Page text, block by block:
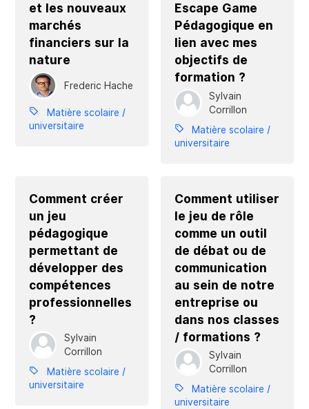
et les nouveaux
marchés
financiers sur la
nature
Frederic Hache
Matière scolaire /
universitaire
Escape Game
Pédagogique en
lien avec mes
objectifs de
formation ?
Sylvain
Corrillon
Matière scolaire /
universitaire
Comment créer
un jeu
pédagogique
permettant de
développer des
compétences
professionnelles
?
Sylvain
Corrillon
Matière scolaire /
universitaire
Comment utiliser
le jeu de rôle
comme un outil
de débat ou de
communication
au sein de notre
entreprise ou
dans nos classes
/ formations ?
Sylvain
Corrillon
Matière scolaire /
universitaire